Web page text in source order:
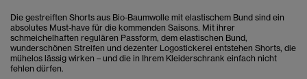
Die gestreiften Shorts aus Bio-Baumwolle mit elastischem Bund sind ein
absolutes Must-have für die kommenden Saisons. Mit ihrer
schmeichelhaften regulären Passform, dem elastischen Bund,
wunderschönen Streifen und dezenter Logostickerei entstehen Shorts, die
mühelos lässig wirken – und die in Ihrem Kleiderschrank einfach nicht
fehlen dürfen.